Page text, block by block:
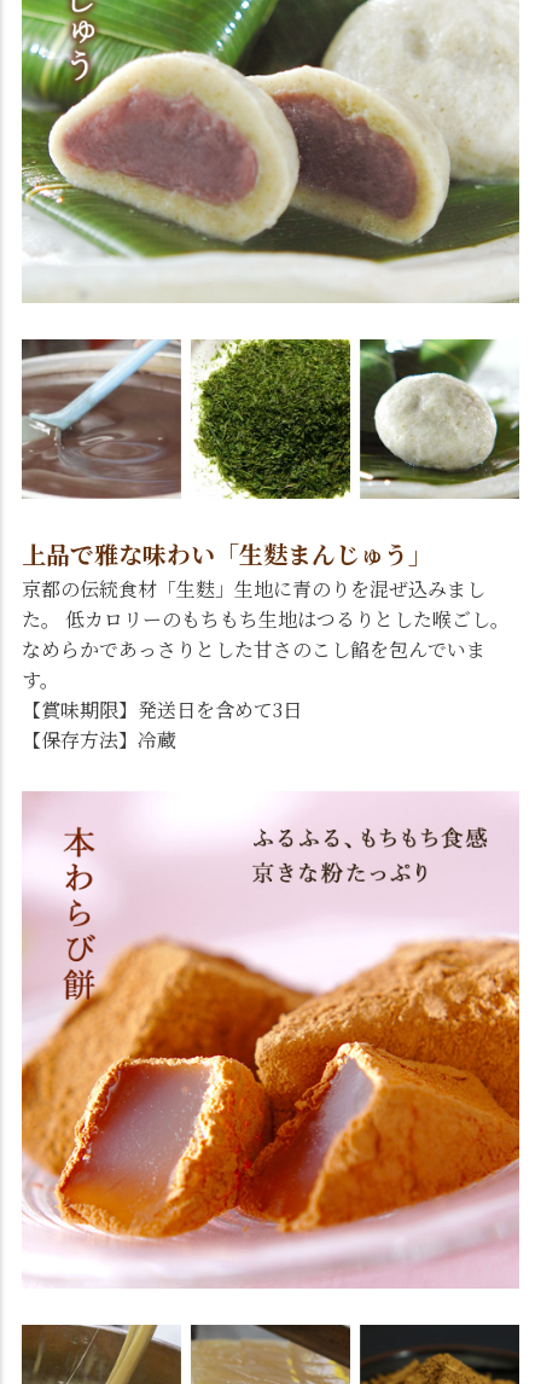
上品で雅な味わい「生麩まんじゅう」
京都の伝統食材「生麩」生地に青のりを混ぜ込みまし
た。 低カロリーのもちもち生地はつるりとした喉ごし。
なめらかであっさりとした甘さのこし餡を包んでいま
す。
【賞味期限】発送日を含めて3日
【保存方法】冷蔵